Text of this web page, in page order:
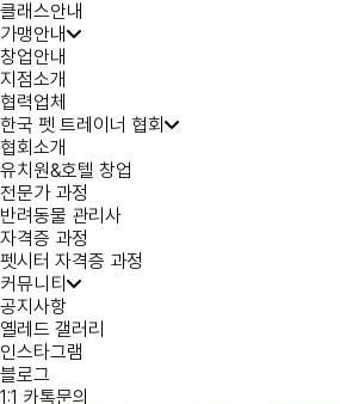
클래스안내
가맹안내
창업안내
지점소개
협력업체
한국 펫 트레이너 협회
협회소개
유치원&호텔 창업
전문가 과정
반려동물 관리사
자격증 과정
펫시터 자격증 과정
커뮤니티
공지사항
옐레드 갤러리
인스타그램
블로그
1:1 카톡문의